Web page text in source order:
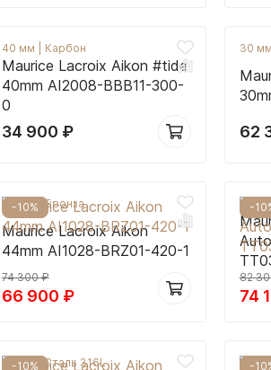
40 мм Карбон
Maurice Lacroix Aikon #tide
40mm AI2008-BBB11-300-
0
34 900 ₽
30 мм
62
-10%
44 мм| Бронза
Maurice Lacroix Aikon
44mm AI1028-BRZ01-420-1
74 300₽
66 900 ₽
-
42 мм
82
74
-10%
42 мм| Сталь 316L -
42 мм